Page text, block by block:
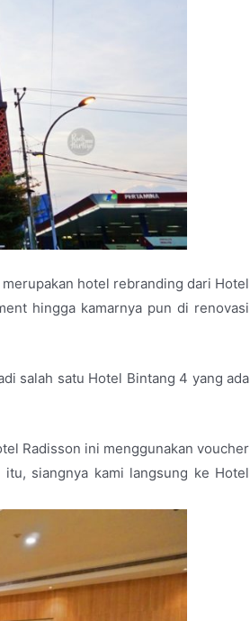
hotel rebranding dari Hotel
hingga kamarnya pun di renovasi
salah satu Hotel Bintang 4 yang ada
Radisson ini menggunakan voucher
siangnya kami langsung ke Hotel